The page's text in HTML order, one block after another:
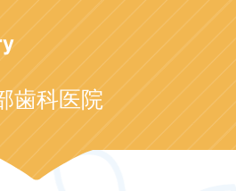
歯科医院